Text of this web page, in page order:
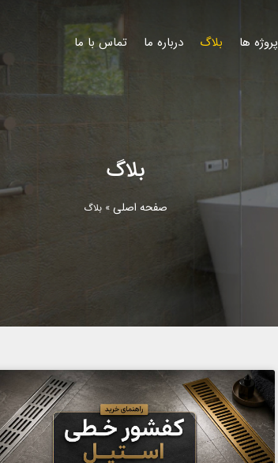
پروژه ها بلاگ درباره ما تماس با ما
بلاگ
صفحه اصلی » بلاگ